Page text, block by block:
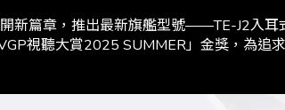
新篇章，推出最新旗艦型號——TE-J2入耳
視聽大賞2025 SUMMER」金獎，為追